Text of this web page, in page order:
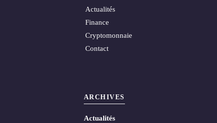
Actualités
Finance
Cryptomonnaie
Contact
ARCHIVES
Actualités